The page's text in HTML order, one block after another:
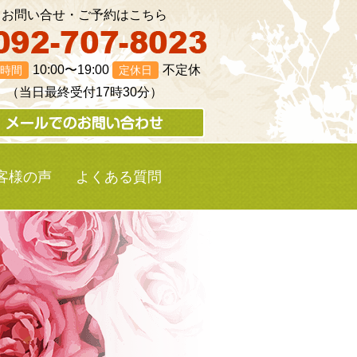
お問い合せ・ご予約はこちら
間 10:00〜19:00 定休日
不定休
（当日最終受付17時30分）
様の声 よくある質問